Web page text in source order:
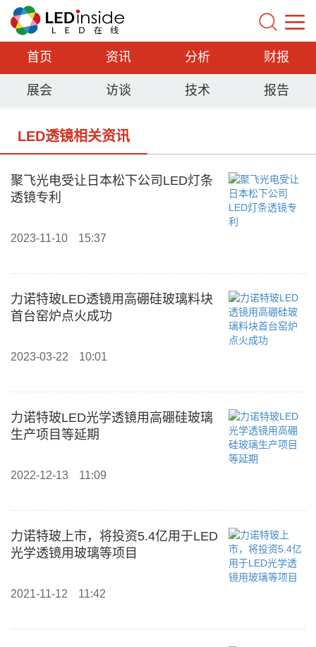
首页 资讯 分析 财报
展会 访谈 技术 报告
LED透镜相关资讯
聚飞光电受让日本松下公司LED灯条
透镜专利
2023-11-10 15:37
力诺特玻LED透镜用高硼硅玻璃料块
首台窑炉点火成功
2023-03-22 10:01
力诺特玻LED光学透镜用高硼硅玻璃
生产项目等延期
2022-12-13 11:09
力诺特玻上市，将投资5.4亿用于LED
光学透镜用玻璃等项目
2021-11-12 11:42